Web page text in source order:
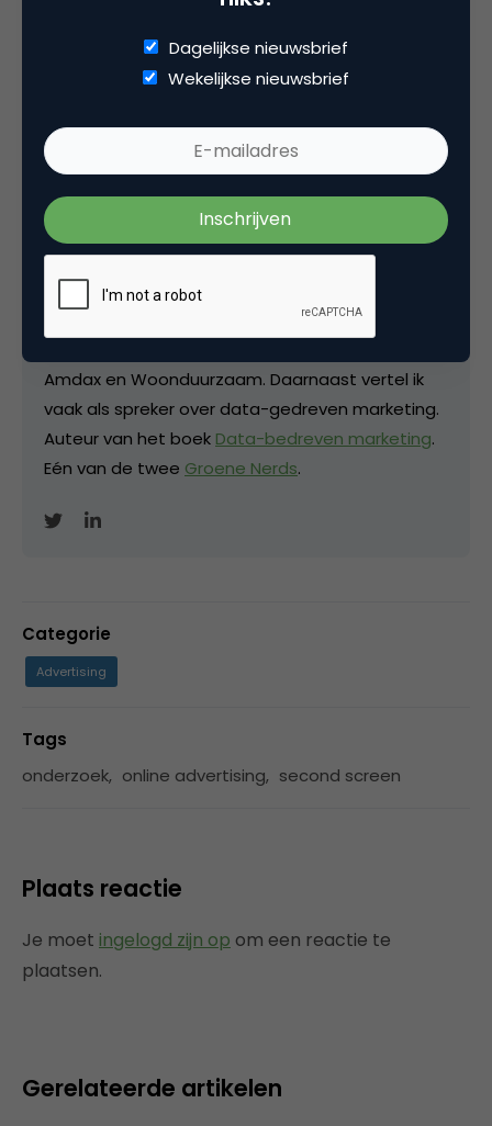
Deel dit artikel
Kopieer link
Danny Oosterveer
Datasexual
Amdax en Woonduurzaam. Daarnaast vertel ik
vaak als spreker over data-gedreven marketing.
Auteur van het boek Data-bedreven marketing.
Eén van de twee Groene Nerds.
Categorie
Advertising
Tags
onderzoek, online advertising, second screen
Plaats reactie
Je moet ingelogd zijn op om een reactie te
plaatsen.
Gerelateerde artikelen
Dagelijkse nieuwsbrief
Wekelijkse nieuwsbrief